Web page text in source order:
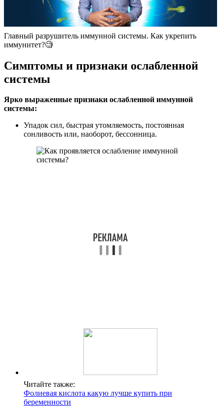
Главный разрушитель иммунной системы. Как укрепить
иммунитет?🧐
Симптомы и признаки ослабленной
системы
Ярко выраженные признаки ослабленной иммунной
системы:
Упадок сил, быстрая утомляемость, постоянная
сонливость или, наоборот, бессонница.
Читайте также:
Фолиевая кислота какую лучше купить при
беременности